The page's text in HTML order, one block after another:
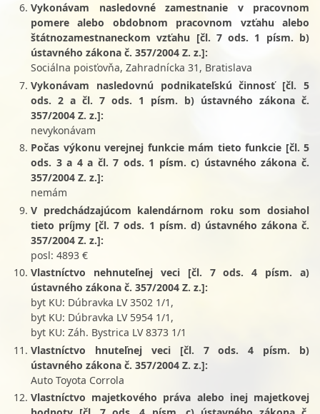
Vykonávam nasledovné zamestnanie v pracovnom
pomere alebo obdobnom pracovnom vzťahu alebo
štátnozamestnaneckom vzťahu [čl. 7 ods. 1 písm. b)
ústavného zákona č. 357/2004 Z. z.]:
Sociálna poisťovňa, Zahradnícka 31, Bratislava
Vykonávam nasledovnú podnikateľskú činnosť [čl. 5
ods. 2 a čl. 7 ods. 1 písm. b) ústavného zákona č.
357/2004 Z. z.]:
nevykonávam
Počas výkonu verejnej funkcie mám tieto funkcie [čl. 5
ods. 3 a 4 a čl. 7 ods. 1 písm. c) ústavného zákona č.
357/2004 Z. z.]:
nemám
V predchádzajúcom kalendárnom roku som dosiahol
tieto príjmy [čl. 7 ods. 1 písm. d) ústavného zákona č.
357/2004 Z. z.]:
posl: 4893 €
Vlastníctvo nehnuteľnej veci [čl. 7 ods. 4 písm. a)
ústavného zákona č. 357/2004 Z. z.]:
byt KU: Dúbravka LV 3502 1/1,
byt KU: Dúbravka LV 5954 1/1,
byt KU: Záh. Bystrica LV 8373 1/1
Vlastníctvo hnuteľnej veci [čl. 7 ods. 4 písm. b)
ústavného zákona č. 357/2004 Z. z.]:
Auto Toyota Corrola
Vlastníctvo majetkového práva alebo inej majetkovej